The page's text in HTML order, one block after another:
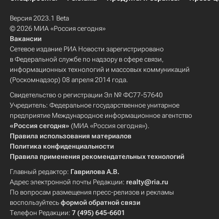
Версия 2023.1 Beta
© 2026 МИА «Россия сегодня»
Вакансии
Сетевое издание РИА Новости зарегистрировано
в Федеральной службе по надзору в сфере связи,
информационных технологий и массовых коммуникаций
(Роскомнадзор) 08 апреля 2014 года.
Свидетельство о регистрации Эл № ФС77-57640
Учредитель: Федеральное государственное унитарное
предприятие Международное информационное агентство
«Россия сегодня» (МИА «Россия сегодня»).
Правила использования материалов
Политика конфиденциальности
Правила применения рекомендательных технологий
Главный редактор: Гаврилова А.В.
Адрес электронной почты Редакции: realty@ria.ru
По вопросам размещения пресс-релизов и рекламы
воспользуйтесьформой обратной связи
Телефон Редакции: 7 (495) 645-6601